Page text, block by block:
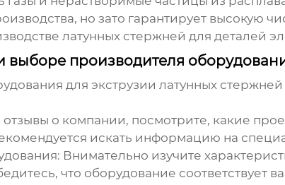
но зато гарантирует высокую
латунных стержней для деталей
выборе производителя
для экструзии латунных стержней
отзывы о компании, посмотрите, какие
искать информацию на
Внимательно изучите
что оборудование соответствует